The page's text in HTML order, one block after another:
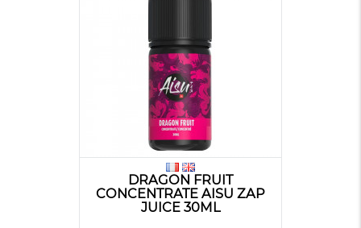
DRAGON FRUIT
CONCENTRATE AISU ZAP
JUICE 30ML